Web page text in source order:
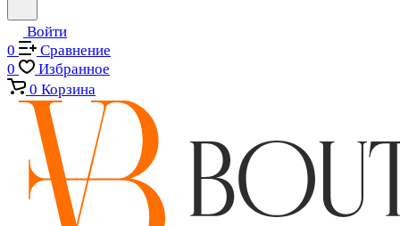
Войти
0
Сравнение
0
Избранное
0 Корзина